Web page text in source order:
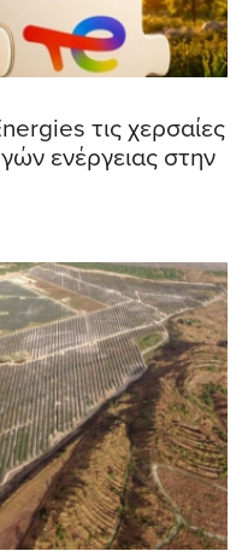
τις χερσαίες
ενέργειας στην